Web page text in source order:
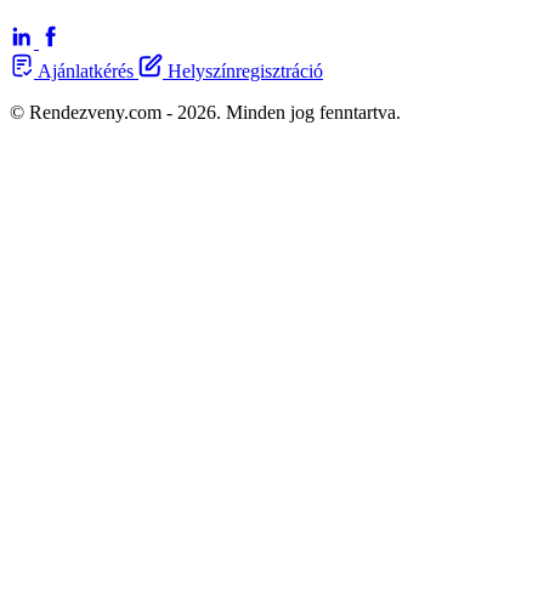
Ajánlatkérés
Helyszínregisztráció
© Rendezveny.com - 2026. Minden jog fenntartva.